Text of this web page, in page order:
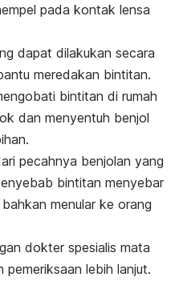
pada kontak lensa
dapat dilakukan secara
meredakan bintitan.
bintitan di rumah
dan menyentuh benjol
pecahnya benjolan yang
bintitan menyebar
menular ke orang
dokter spesialis mata
lebih lanjut.